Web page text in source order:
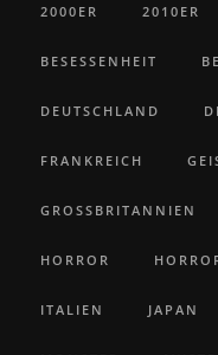
2000ER 2010ER
BESESSENHEIT
DEUTSCHLAND
FRANKREICH
GROSSBRITANNIEN
HORROR
ITALIEN JAPAN